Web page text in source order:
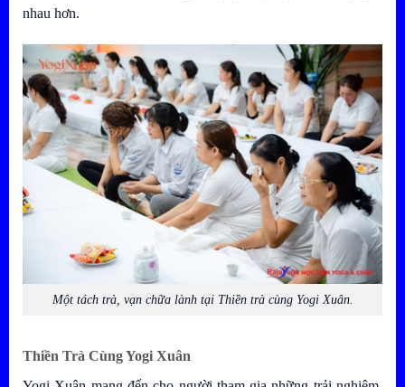
nhau hơn.
Một tách trà, vạn chữa lành tại Thiền trà cùng Yogi Xuân.
Thiền Trà Cùng Yogi Xuân